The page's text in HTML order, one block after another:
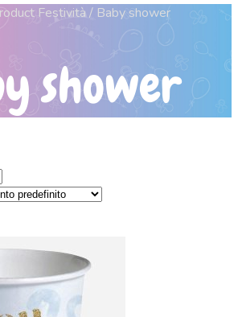
Festività / Baby shower
shower